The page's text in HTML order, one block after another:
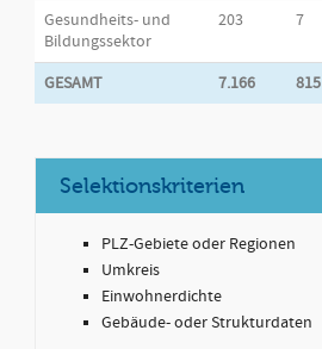
GESAMT 7.166 815
Gesundheits- und
Bildungssektor
203 7
Selektionskriterien
PLZ-Gebiete oder Regionen
Umkreis
Einwohnerdichte
Gebäude- oder Strukturdaten